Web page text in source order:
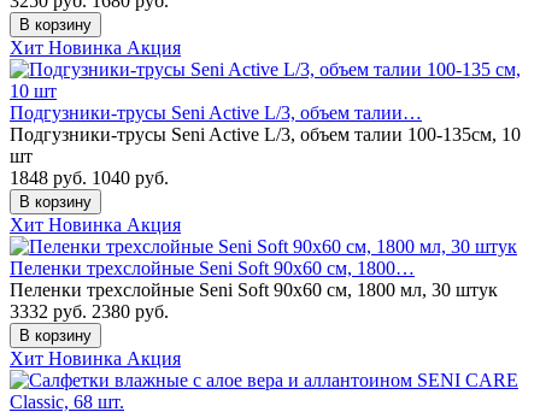
В корзину
Хит Новинка Акция
Подгузники-трусы Seni Active L/3, объем талии…
Подгузники-трусы Seni Active L/3, объем талии 100-135см, 10
шт
1848 руб. 1040 руб.
В корзину
Хит Новинка Акция
Пеленки трехслойные Seni Soft 90x60 см, 1800…
Пеленки трехслойные Seni Soft 90x60 см, 1800 мл, 30 штук
3332 руб. 2380 руб.
В корзину
Хит Новинка Акция